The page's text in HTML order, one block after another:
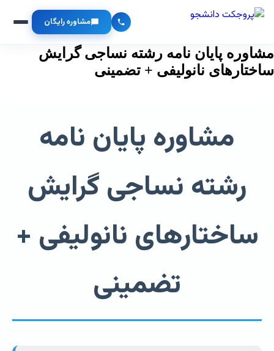
مشاوره رایگان
مشاوره پایان نامه رشته نساجی گرایش
ساختارهای نانولیفی + تضمینی
مشاوره پایان نامه
رشته نساجی گرایش
ساختارهای نانولیفی +
تضمینی